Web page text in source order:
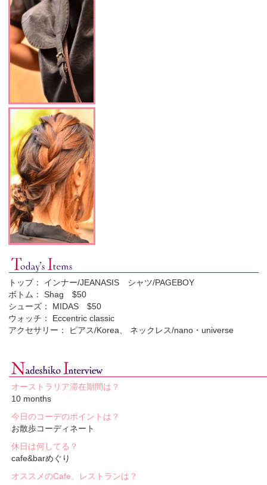
トップ： インナー/JEANASIS シャツ/PAGEBOY
ボトム： Shag $50
シューズ： MIDAS $50
ウォッチ： Eccentric classic
アクセサリー： ピアス/Korea、 ネックレス/nano・universe
オーストラリア滞在期間は？
10 months
今日のコーデのポイントは？
お散歩コーディネート
休日は何してる？
cafe&barめぐり
オススメのCafe、レストランは？